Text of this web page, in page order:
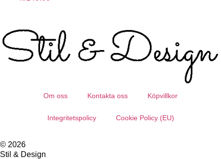
Om oss Kontakta oss Köpvillkor
Integritetspolicy Cookie Policy (EU)
© 2026
Stil & Design